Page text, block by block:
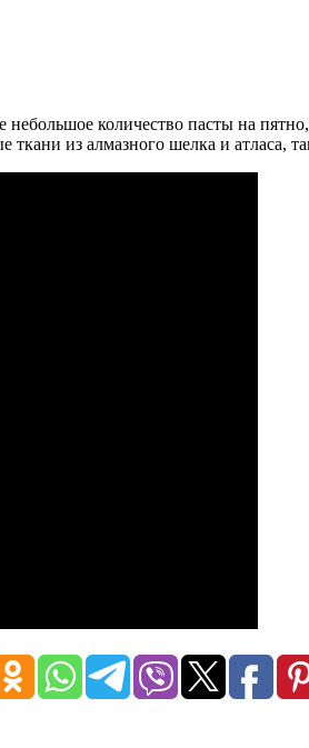
количество пасты на
из алмазного шелка и атласа,